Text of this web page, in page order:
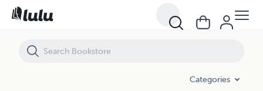
Categories
MANUALE fISCOPRATICO DELLE AGENZIE DIVIAGGI